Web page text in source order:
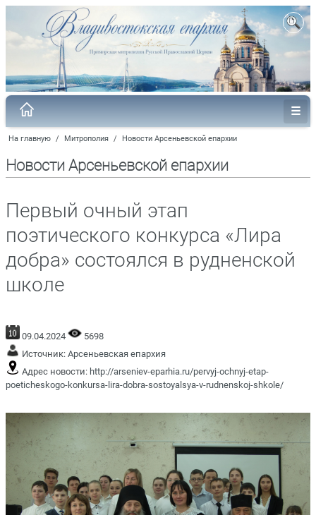
На главную / Митрополия / Новости Арсеньевской епархии
Новости Арсеньевской епархии
Первый очный этап
поэтического конкурса «Лира
добра» состоялся в рудненской
школе
09.04.2024
5698
Источник: Арсеньевская епархия
Адрес новости: http://arseniev-eparhia.ru/pervyj-ochnyj-etap-
poeticheskogo-konkursa-lira-dobra-sostoyalsya-v-rudnenskoj-shkole/